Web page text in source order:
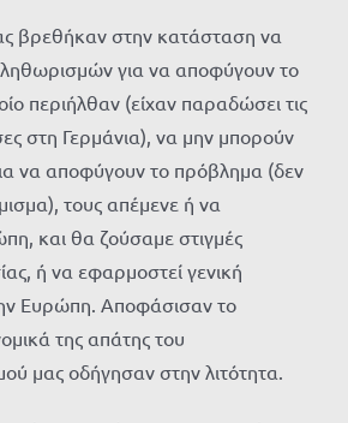
βρεθήκαν στην κατάσταση να
για να αποφύγουν το
περιήλθαν (είχαν παραδώσει τις
στη Γερμάνια), να μην μπορούν
να αποφύγουν το πρόβλημα (δεν
τους απέμενε ή να
και θα ζούσαμε στιγμές
ή να εφαρμοστεί γενική
Ευρώπη. Αποφάσισαν το
της απάτης του
μας οδήγησαν στην λιτότητα.